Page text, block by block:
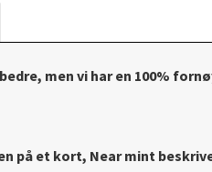
men vi har en 100%
på et kort, Near mint